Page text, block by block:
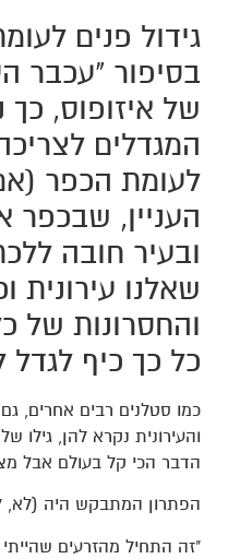
גידול פנים
בסיפור "עכבר
של איזופוס,
המגדלים
לעומת הכפר
העניין,
ובעיר חובה
שאלנו עירונית
והחסרונות של
כל כך כיף לגדל
כמו סטלנים רבים אחרים,
והעירונית נקרא להן, גילו
הדבר הכי קל בעולם אבל
הפתרון המתבקש היה (לא,
"זה התחיל מהזרעים